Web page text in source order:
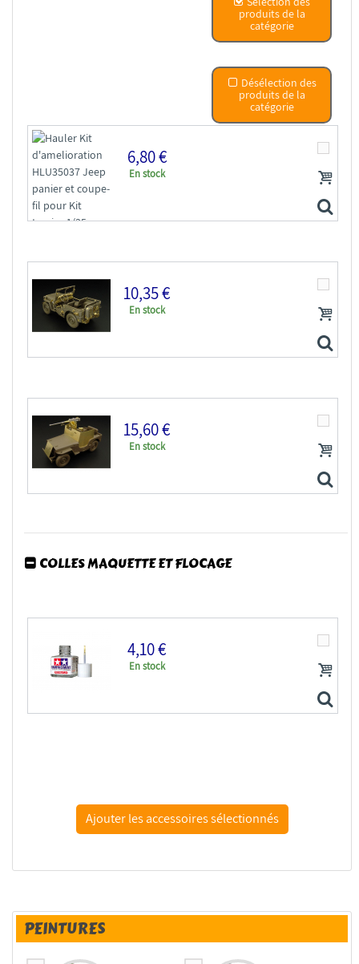
produits de la
catégorie
Désélection des
produits de la
catégorie
6,80 €
En stock
Hauler Kit d'amelioration HLU35037 Jeep panier et...
10,35 €
En stock
Hauler Kit d'amelioration HLU35036 Jeep pour Kit...
15,60 €
En stock
COLLES MAQUETTE ET FLOCAGE
4,10 €
En stock
Tamiya colle maquette 87003 colle pinceau
PEINTURES